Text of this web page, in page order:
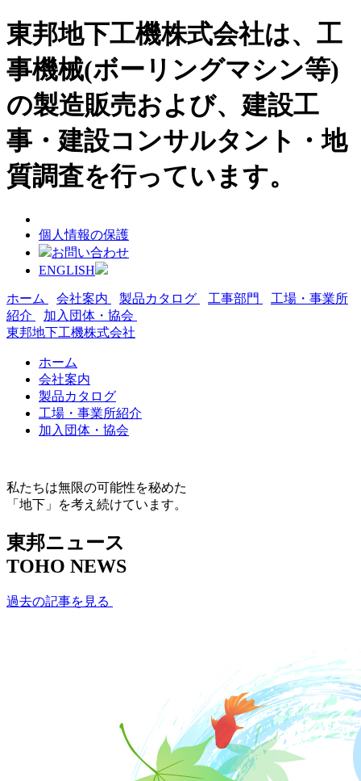
東邦地下工機株式会社は、工
事機械(ボーリングマシン等)
の製造販売および、建設工
事・建設コンサルタント・地
質調査を行っています。
個人情報の保護
お問い合わせ
ENGLISH
ホーム 会社案内 製品カタログ 工事部門
工場・事業所
紹介
加入団体・協会
東邦地下工機株式会社
ホーム
会社案内
製品カタログ
工場・事業所紹介
加入団体・協会
私たちは無限の可能性を秘めた
「地下」を考え続けています。
東邦ニュース
TOHO NEWS
過去の記事を見る